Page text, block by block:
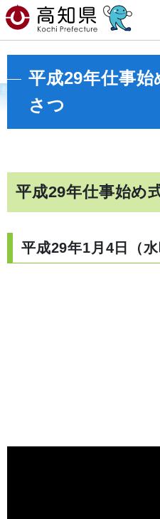
平成29年仕事
さつ
平成29年仕事始め
平成29年1月4日（